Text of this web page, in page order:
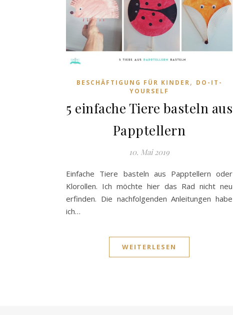
BESCHÄFTIGUNG FÜR KINDER, DO-IT-
YOURSELF
5 einfache Tiere basteln aus
Papptellern
10. Mai 2019
Einfache Tiere basteln aus Papptellern oder
Klorollen. Ich möchte hier das Rad nicht neu
erfinden. Die nachfolgenden Anleitungen habe
ich…
WEITERLESEN